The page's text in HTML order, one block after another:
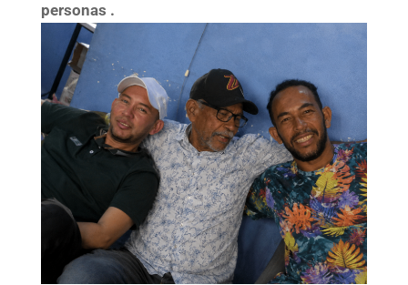
personas .